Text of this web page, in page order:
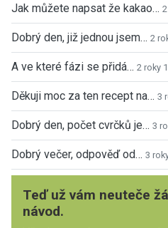
Jak můžete napsat že kakao…
Dobrý den, již jednou jsem… 2
A ve které fázi se přidá… 2 roky
Děkuji moc za ten recept na… 3
Dobrý den, počet cvrčků je… 3
Dobrý večer, odpověď od… 3
Teď už vám neuteče
návod.